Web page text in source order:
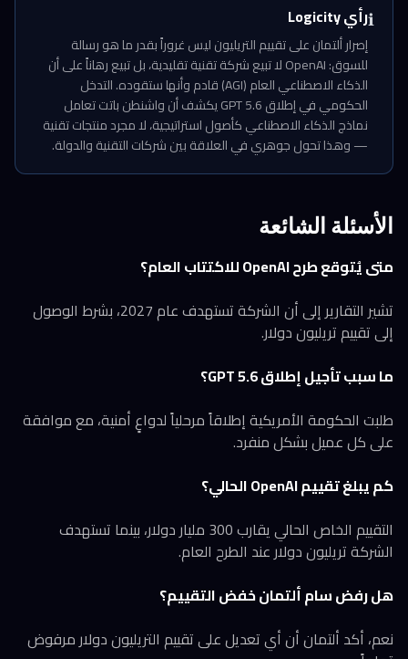
ℹ️رأي Logicity
إصرار ألتمان على تقييم التريليون ليس غروراً بقدر ما هو رسالة
للسوق: OpenAI لا تبيع شركة تقنية تقليدية، بل تبيع رهاناً على أن
الذكاء الاصطناعي العام (AGI) قادم وأنها ستقوده. التدخل
الحكومي في إطلاق GPT 5.6 يكشف أن واشنطن باتت تعامل
نماذج الذكاء الاصطناعي كأصول استراتيجية، لا مجرد منتجات تقنية
— وهذا تحول جوهري في العلاقة بين شركات التقنية والدولة.
الأسئلة الشائعة
متى يُتوقع طرح OpenAI للاكتتاب العام؟
تشير التقارير إلى أن الشركة تستهدف عام 2027، بشرط الوصول
إلى تقييم تريليون دولار.
ما سبب تأجيل إطلاق GPT 5.6؟
طلبت الحكومة الأمريكية إطلاقاً مرحلياً لدواعٍ أمنية، مع موافقة
على كل عميل بشكل منفرد.
كم يبلغ تقييم OpenAI الحالي؟
التقييم الخاص الحالي يقارب 300 مليار دولار، بينما تستهدف
الشركة تريليون دولار عند الطرح العام.
هل رفض سام ألتمان خفض التقييم؟
نعم، أكد ألتمان أن أي تعديل على تقييم التريليون دولار مرفوض